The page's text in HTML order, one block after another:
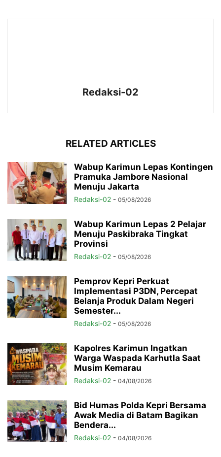
Redaksi-02
RELATED ARTICLES
Wabup Karimun Lepas Kontingen
Pramuka Jambore Nasional
Menuju Jakarta
Redaksi-02 - 05/08/2026
Wabup Karimun Lepas 2 Pelajar
Menuju Paskibraka Tingkat
Provinsi
Redaksi-02 - 05/08/2026
Pemprov Kepri Perkuat
Implementasi P3DN, Percepat
Belanja Produk Dalam Negeri
Semester...
Redaksi-02 - 05/08/2026
Kapolres Karimun Ingatkan
Warga Waspada Karhutla Saat
Musim Kemarau
Redaksi-02 - 04/08/2026
Bid Humas Polda Kepri Bersama
Awak Media di Batam Bagikan
Bendera...
Redaksi-02 - 04/08/2026